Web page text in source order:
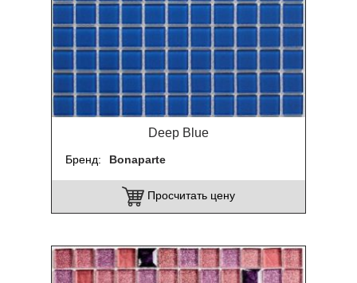
Deep Blue
Бренд Bonaparte
Просчитать цену